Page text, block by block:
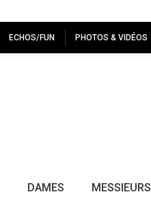
ECHOS/FUN PHOTOS & VIDÉOS
DAMES MESSIEURS